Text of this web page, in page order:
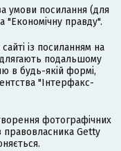
умови посилання (для
"Економічну правду".
із посиланням на
подальшому
в будь-якій формі,
"Інтерфакс-
фотографічних
правовласника Getty